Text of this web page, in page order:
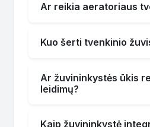
Ar reikia aeratoriaus
Kuo šerti tvenkinio
Ar žuvininkystės ūkis
leidimų?
Kaip žuvininkystė